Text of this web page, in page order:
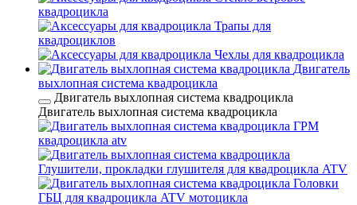
квадроцикла
Трапы для
квадроциклов
Чехлы для квадроцикла
Двигатель
выхлопная система квадроцикла
Двигатель выхлопная система квадроцикла
Двигатель выхлопная система квадроцикла
ГРМ
квадроцикла atv
Глушители, прокладки глушителя для квадроцикла ATV
Головки
ГБЦ для квадроцикла ATV мотоцикла